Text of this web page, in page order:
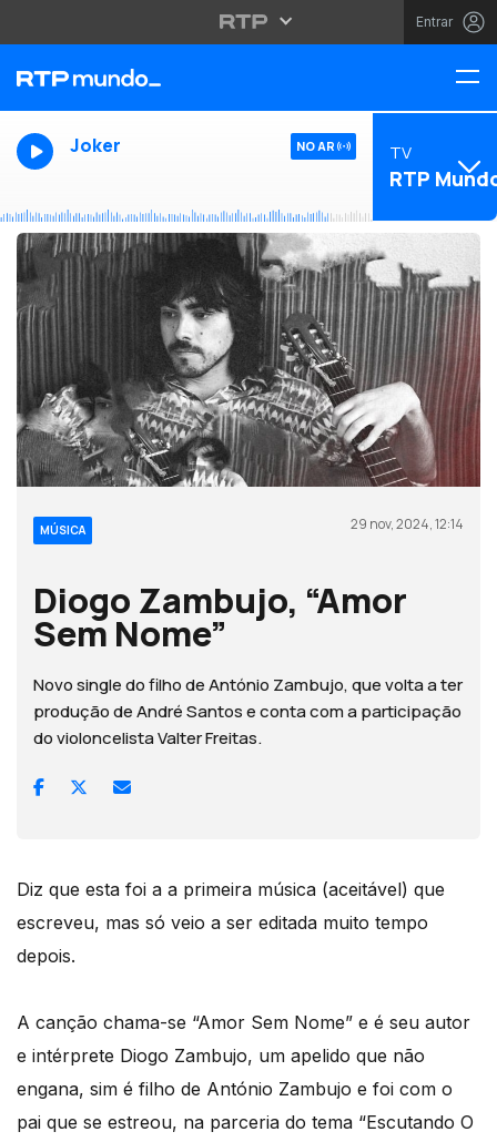
Entrar
Joker NO AR TV
RTP
MÚSICA 29 nov, 2024, 12:14
Diogo Zambujo, “Amor
Sem Nome”
Novo single do filho de António Zambujo, que volta a ter
produção de André Santos e conta com a participação
do violoncelista Valter Freitas.
Diz que esta foi a a primeira música (aceitável) que
escreveu, mas só veio a ser editada muito tempo
depois.
A canção chama-se “Amor Sem Nome” e é seu autor
e intérprete Diogo Zambujo, um apelido que não
engana, sim é filho de António Zambujo e foi com o
pai que se estreou, na parceria do tema “Escutando O